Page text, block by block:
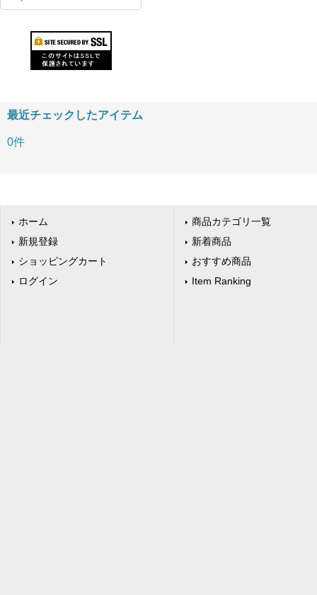
最近チェックしたアイテム
0件
ホーム
新規登録
ショッピングカート
ログイン
商品カテゴリ一覧
新着商品
おすすめ商品
Item Ranking